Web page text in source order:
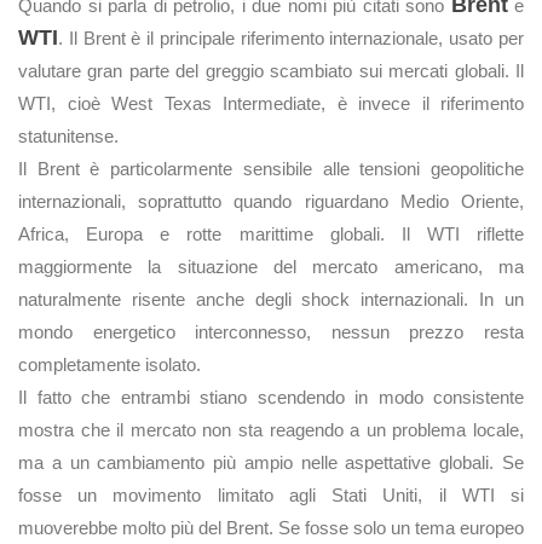
Quando si parla di petrolio, i due nomi più citati sono Brente
WTI. Il Brent è il principale riferimento internazionale, usato per
valutare gran parte del greggio scambiato sui mercati globali. Il
WTI, cioè West Texas Intermediate, è invece il riferimento
statunitense.
Il Brent è particolarmente sensibile alle tensioni geopolitiche
internazionali, soprattutto quando riguardano Medio Oriente,
Africa, Europa e rotte marittime globali. Il WTI riflette
maggiormente la situazione del mercato americano, ma
naturalmente risente anche degli shock internazionali. In un
mondo energetico interconnesso, nessun prezzo resta
completamente isolato.
Il fatto che entrambi stiano scendendo in modo consistente
mostra che il mercato non sta reagendo a un problema locale,
ma a un cambiamento più ampio nelle aspettative globali. Se
fosse un movimento limitato agli Stati Uniti, il WTI si
muoverebbe molto più del Brent. Se fosse solo un tema europeo